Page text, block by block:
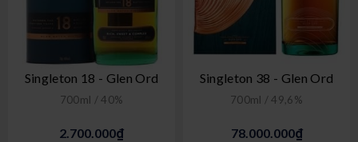
Singleton 18 - Glen Ord
700ml / 40%
2.700.000₫
Singleton 38 - Glen Ord
700ml / 49,6%
78.000.000₫